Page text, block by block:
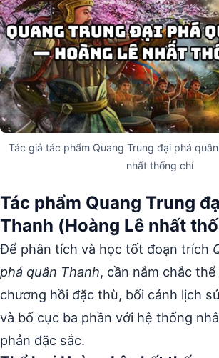
Tác giả tác phẩm Quang Trung đại phá
nhất thống chí
Tác phẩm Quang Trung
Thanh (Hoàng Lê nhất
Để phân tích và học tốt đoạn trích
phá quân Thanh, cần nắm chắc
chương hồi đặc thù, bối cảnh lịch
và bố cục ba phần với hệ thống
phản đặc sắc.